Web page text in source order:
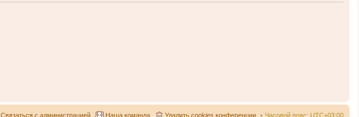
Часовой пояс: UTC+03:00
Удалить cookies конференции
Наша команда
Связаться с администрацией